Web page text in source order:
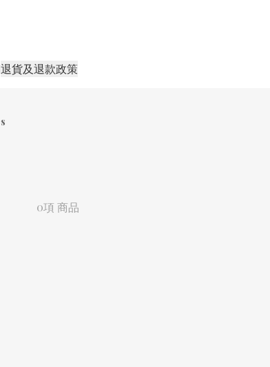
退貨及退款政策
0項 商品